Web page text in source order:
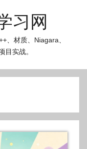
习网
、材质、Niagara、
目实战。